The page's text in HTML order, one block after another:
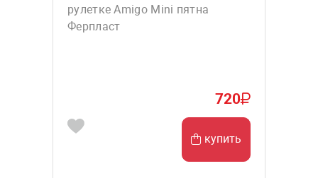
рулетке Amigo Mini пятна
Ферпласт
720
купить